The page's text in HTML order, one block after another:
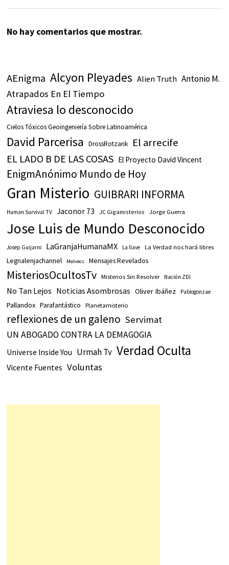
No hay comentarios que mostrar.
AEnigma Alcyon Pleyades Alien Truth Antonio M.
Atrapados En El Tiempo
Atraviesa lo desconocido
Cielos Tóxicos Geoingeniería Sobre Latinoamérica
David Parcerisa DrossRotzank El arrecife
EL LADO B DE LAS COSAS El Proyecto David Vincent
EnigmAnónimo Mundo de Hoy
Gran Misterio GUIBRARI INFORMA
Human Survival TV Jaconor 73 JC Gigamisterios Jorge Guerra
Jose Luis de Mundo Desconocido
Josep Guijarro LaGranjaHumanaMX La llave La Verdad nos hará libres
Legnalenjachannel Melvecs Mensajes Revelados
MisteriosOcultosTv Misterios Sin Resolver Nación ZDI
No Tan Lejos Noticias Asombrosas Oliver Ibáñez Pablogonzae
Pallandox Parafantástico Planetamisterio
reflexiones de un galeno Servimat
UN ABOGADO CONTRA LA DEMAGOGIA
Universe Inside You Urmah Tv Verdad Oculta
Vicente Fuentes Voluntas